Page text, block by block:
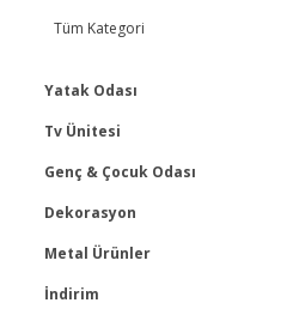
Tüm Kategori
Tüm Kategori
Yatak Odası
Yatak Odası Takımı
Gardırop
Köşe Dolap
Tv Ünitesi
Tüm Kategori
Genç & Çocuk Odası
Tüm Kategori
Dekorasyon
Ayna
Dresuar
Metal Ürünler
Tüm Kategori
İndirim